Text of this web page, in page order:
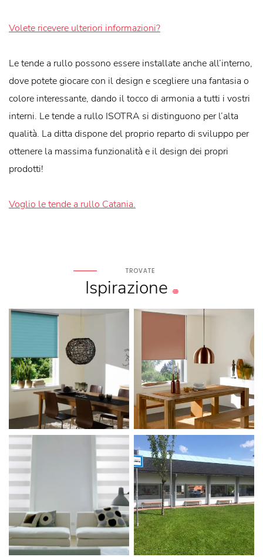
Volete ricevere ulteriori informazioni?
Le tende a rullo possono essere installate anche all’interno,
dove potete giocare con il design e scegliere una fantasia o
colore interessante, dando il tocco di armonia a tutti i vostri
interni. Le tende a rullo ISOTRA si distinguono per l’alta
qualità. La ditta dispone del proprio reparto di sviluppo per
ottenere la massima funzionalità e il design dei propri
prodotti!
Voglio le tende a rullo Catania.
TROVATE
Ispirazione